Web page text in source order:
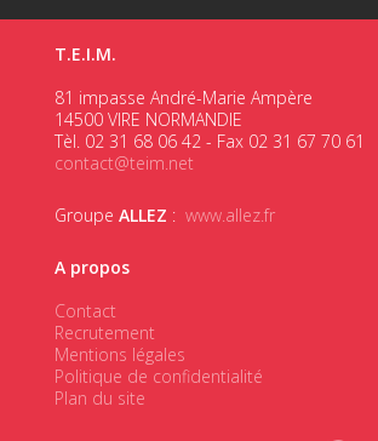
Facebook
TwitterShare
T.E.I.M.
81 impasse André-Marie Ampère
14500 VIRE NORMANDIE
Tèl. 02 31 68 06 42 - Fax 02 31 67 70 61
contact@teim.net
Groupe ALLEZ : www.allez.fr
A propos
Contact
Recrutement
Mentions légales
Politique de confidentialité
Plan du site